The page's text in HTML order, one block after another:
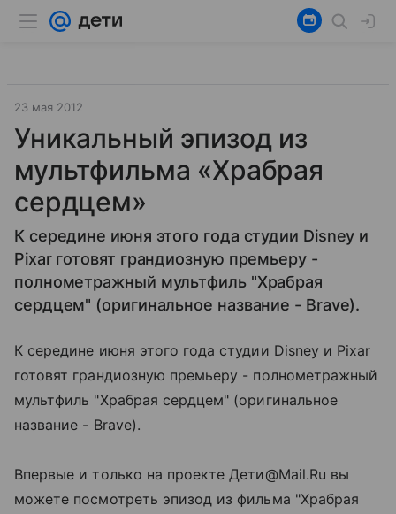
23 мая 2012
Уникальный эпизод из
мультфильма «Храбрая
сердцем»
К середине июня этого года студии Disney и
Pixar готовят грандиозную премьеру -
полнометражный мультфиль "Храбрая
сердцем" (оригинальное название - Brave).
К середине июня этого года студии Disney и Pixar
готовят грандиозную премьеру - полнометражный
мультфиль "Храбрая сердцем" (оригинальное
название - Brave).
Впервые и только на проекте Дети@Mail.Ru вы
можете посмотреть эпизод из фильма "Храбрая